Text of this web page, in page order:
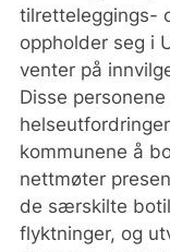
tilretteleggings-
oppholder seg i
venter på
Disse
kommunene å
nettmøter
de særskilte
flyktninger, og